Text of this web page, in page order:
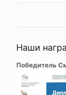
Наши
Победитель